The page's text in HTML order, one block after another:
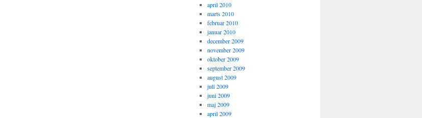
april 2010
marts 2010
februar 2010
januar 2010
december 2009
november 2009
oktober 2009
september 2009
august 2009
juli 2009
juni 2009
maj 2009
april 2009